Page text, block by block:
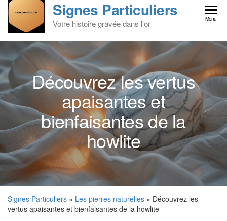
Skip
the
content
Signes Particuliers
Votre histoire gravée dans l'or Menu
Découvrez les vertus
apaisantes et
bienfaisantes de la
howlite
Signes Particuliers » Les pierres naturelles » Découvrez les
vertus apaisantes et bienfaisantes de la howlite